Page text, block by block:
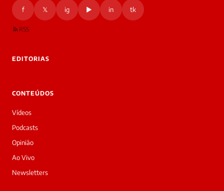
Boa
tarde!
Sou
a
daqui
do
Prime.
f 𝕏 ig ▶ in tk
RSS
EDITORIAS
CONTEÚDOS
Vídeos
Podcasts
Opinião
Ao Vivo
Newsletters